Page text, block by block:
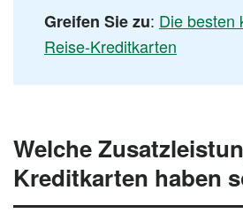
Greifen Sie zu: Die besten
Reise-Kreditkarten
Welche
Kreditkarten haben